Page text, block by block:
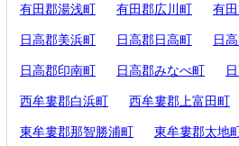
有田郡湯浅町 有田郡広川町 有
日高郡美浜町 日高郡日高町 日
日高郡印南町 日高郡みなべ町
西牟婁郡白浜町 西牟婁郡上富田町
東牟婁郡那智勝浦町 東牟婁郡太地